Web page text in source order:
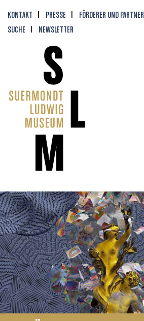
KONTAKT PRESSE
FÖRDERER UND PARTNER
SUCHE
NEWSLETTER